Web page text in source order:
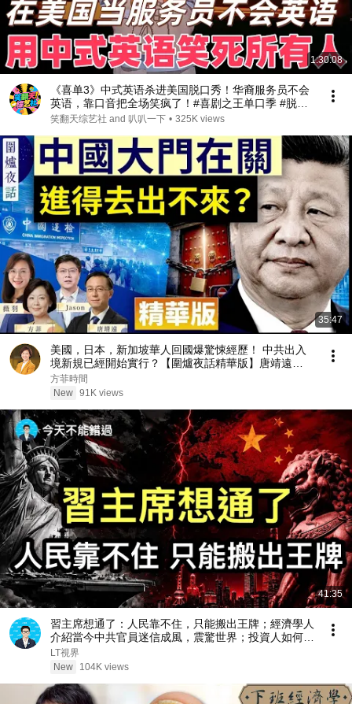
1:30:08
《喜单3》中式英语杀进美国脱口秀！华裔服务员不会
英语，靠口音把全场笑疯了！#喜剧之王单口季 #脱口
秀 #搞笑 #喜剧 #funny #综艺
笑翻天综艺社 and 叭叭一下 • 325K views
35:47
美國，日本，新加坡華人回國爆驚悚經歷！ 中共出入
境新規已經開始實行？【圍爐夜話精華版】唐靖遠
Jason 薇羽 方菲
方菲時間
New 91K views
41:35
習主席想通了：人民靠不住，只能搬出王牌；經濟學人
介紹當今中共官員迷信成風，震驚世界；投資人如何重
新面臨資產配置與稅務的考驗？
LT視界
New
104K views